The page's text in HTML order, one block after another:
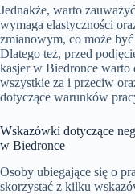
Jednakże, warto
wymaga elastyczności
zmianowym, co może
Dlatego też, przed
kasjer w Biedronce warto
wszystkie za i przeciw
dotyczące warunków
Wskazówki dotyczące
w Biedronce
Osoby ubiegające się o
skorzystać z kilku